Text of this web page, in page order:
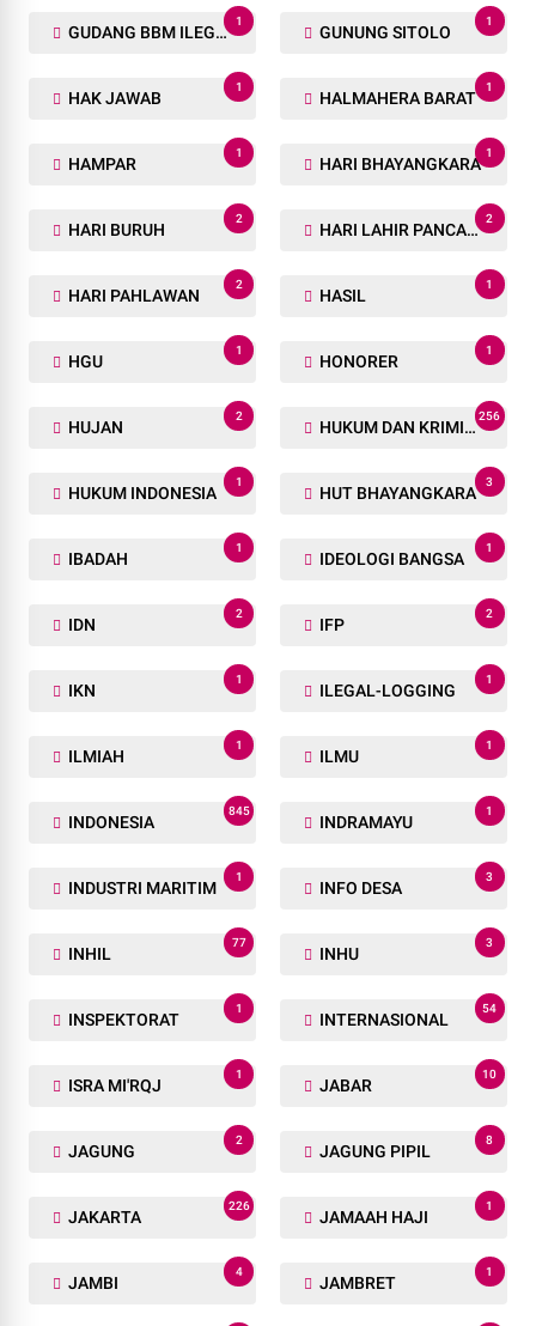
GUDANG BBM ILEGAL
1
GUNUNG SITOLO
1
HAK JAWAB
1
HALMAHERA BARAT
1
HAMPAR
1
HARI BHAYANGKARA
1
HARI BURUH
2
HARI LAHIR PANCASILA
2
HARI PAHLAWAN
2
HASIL
1
HGU
1
HONORER
1
HUJAN
2
HUKUM DAN KRIMINAL
256
HUKUM INDONESIA
1
HUT BHAYANGKARA
3
IBADAH
1
IDEOLOGI BANGSA
1
IDN
2
IFP
2
IKN
1
ILEGAL-LOGGING
1
ILMIAH
1
ILMU
1
INDONESIA
845
INDRAMAYU
1
INDUSTRI MARITIM
1
INFO DESA
3
INHIL
77
INHU
3
INSPEKTORAT
1
INTERNASIONAL
54
ISRA MI'RQJ
1
JABAR
10
JAGUNG
2
JAGUNG PIPIL
8
JAKARTA
226
JAMAAH HAJI
1
JAMBI
4
JAMBRET
1